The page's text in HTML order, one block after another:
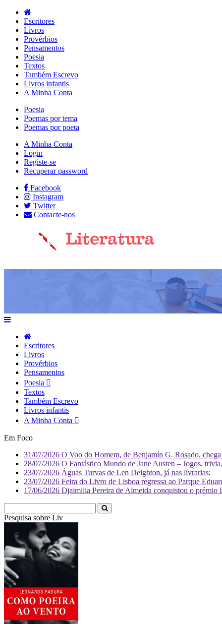
Escritores
Livros
Provérbios
Pensamentos
Poesia
Textos
Também Escrevo
Livros infantis
A Minha Conta
Poesia
Poemas por tema
Poemas por poeta
A Minha Conta
Login
Registe-se
Recuperar password
Facebook
Instagram
Twitter
Contacte-nos
Escritores
Livros
Provérbios
Pensamentos
Poesia
Textos
Também Escrevo
Livros infantis
A Minha Conta
Em Foco
31/07/2026 O Voo do Homem, de Benjamín G. Rosado,
28/07/2026 O Fantástico Mundo de Jane Austen – Jogos,
23/07/2026 Águas Turvas de Len Deighton, já nas livrarias;
23/07/2026 Feira do Livro de Lisboa regressa ao Parque
17/06/2026 Djaimilia Pereira de Almeida conquistou o
Pesquisa sobre Literatura